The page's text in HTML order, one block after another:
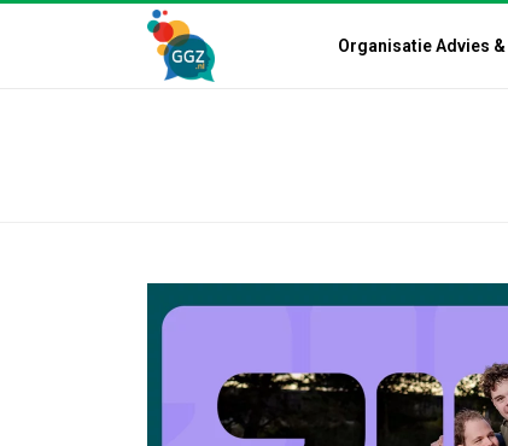
Organisatie Advies